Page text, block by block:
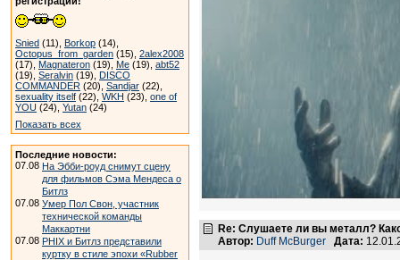
Snied (11), Borkop (14),
Octopus_from_garden (15), 2alex2008
(17), Magnateron (19), Me (19), abt52
(19), Seralvin (19), DISCO
COMMANDER (20), Sandjar (22),
sexuality itself (22), WKH (23), one of
YOU (24), Yutan (24)
Показать всех
Последние новости:
07.08 На Эбби-роуд снимут сцену
для фильмов Сэма Мендеса о
Битлз
07.08 Умер Пол Свон, участник
технической команды
Маккартни
07.08 PHIX и Битлз представили
куртку в стиле эпохи «Rubber
Re: Слушаете ли вы металл?
Автор: Duff McBurger Дата: